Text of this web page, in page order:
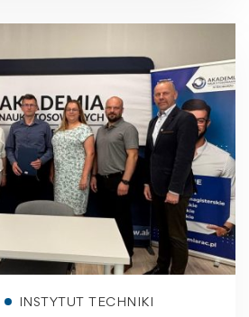
INSTYTUT TECHNIKI